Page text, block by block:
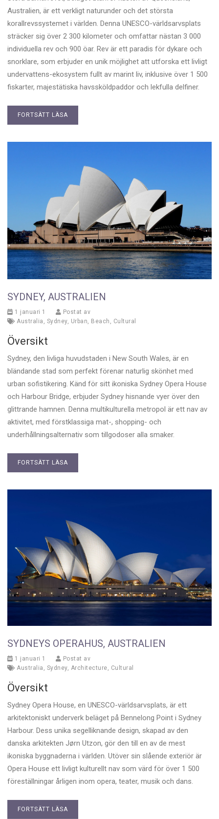
Australien, är ett verkligt naturunder och det största
korallrevssystemet i världen. Denna UNESCO-världsarvsplats
sträcker sig över 2 300 kilometer och omfattar nästan 3 000
individuella rev och 900 öar. Rev är ett paradis för dykare och
snorklare, som erbjuder en unik möjlighet att utforska ett livligt
undervattens-ekosystem fullt av marint liv, inklusive över 1 500
fiskarter, majestätiska havssköldpaddor och lekfulla delfiner.
FORTSÄTT LÄSA
SYDNEY, AUSTRALIEN
1 januari 1
Postat av
Australia , Sydney, Urban, Beach , Cultural
Översikt
Sydney, den livliga huvudstaden i New South Wales, är en
bländande stad som perfekt förenar naturlig skönhet med
urban sofistikering. Känd för sitt ikoniska Sydney Opera House
och Harbour Bridge, erbjuder Sydney hisnande vyer över den
glittrande hamnen. Denna multikulturella metropol är ett nav av
aktivitet, med förstklassiga mat-, shopping- och
underhållningsalternativ som tillgodoser alla smaker.
FORTSÄTT LÄSA
SYDNEYS OPERAHUS, AUSTRALIEN
1 januari 1
Postat av
Australia
Sydney, Architecture Cultural
Översikt
Sydney Opera House, en UNESCO-världsarvsplats, är ett
arkitektoniskt underverk beläget på Bennelong Point i Sydney
Harbour. Dess unika segelliknande design, skapad av den
danska arkitekten Jørn Utzon, gör den till en av de mest
ikoniska byggnaderna i världen. Utöver sin slående exteriör är
Opera House ett livligt kulturellt nav som värd för över 1 500
föreställningar årligen inom opera, teater, musik och dans.
FORTSÄTT LÄSA